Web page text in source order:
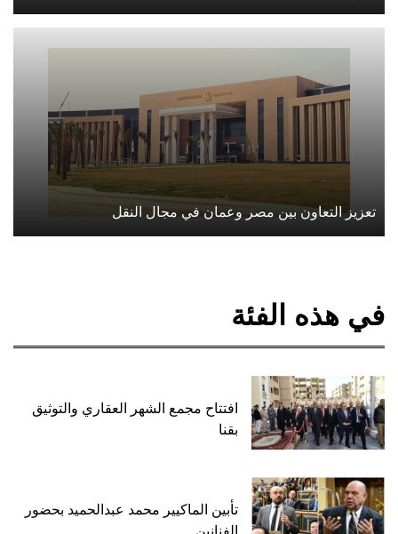
تعزيز التعاون بين مصر وعمان في مجال النقل
في هذه الفئة
افتتاح مجمع الشهر العقاري والتوثيق
بقنا
تأبين الماكيير محمد عبدالحميد بحضور